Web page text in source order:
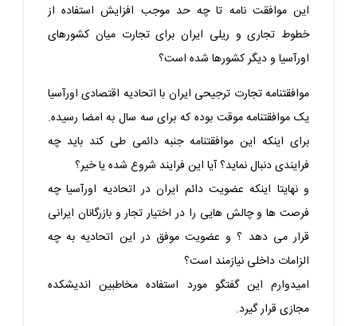
این موافقت نامه تا چه حد موجب افزایش استفاده از
خطوط تجاری و ریلی ایران برای تجارت میان کشورهای
اورآسیا و دیگر کشورها شده است؟
موافقتنامه تجارت ترجیحی ایران با اتحادیه اقتصادی اورآسیا
یک موافقتنامه موقت بوده که برای سه سال به امضا رسیده.
برای اینکه این موافقتنامه جنبه دائمی طی کند باید چه
فرایندی دنبال نماید؟ آیا این فرایند شروع شده یا خیر؟
و نهایتا اینکه عضویت دائم ایران در اتحادیه اورآسیا چه
فرصت ها و چالش هایی را در اختیار تجار و بازرگانان ایرانی
قرار می دهد ؟ و عضویت موفق در این اتحادیه به چه
الزامات داخلی نیازمند است؟
امیدوارم این گفتگو مورد استفاده مخاطبین اندیشکده
مجازی قرار گیرد.